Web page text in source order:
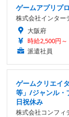
ゲームアプリプ
株式会社インター
大阪府
時給2,500円～
派遣社員
ゲームクリエイ
等」/ジャンル・
日祝休み
株式会社コンフィ